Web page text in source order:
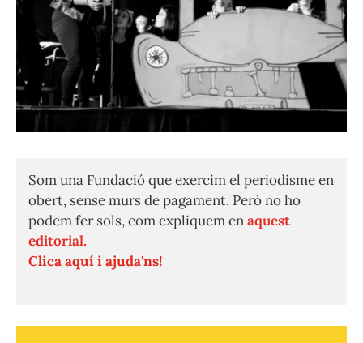
Som una Fundació que exercim el periodisme en
obert, sense murs de pagament. Però no ho
podem fer sols, com expliquem enaquest
editorial.
Clica aquí i ajuda'ns!